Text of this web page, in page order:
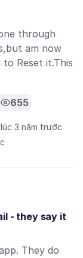
through
am now
Reset it.This
655
3 năm trước
- they say it
They do